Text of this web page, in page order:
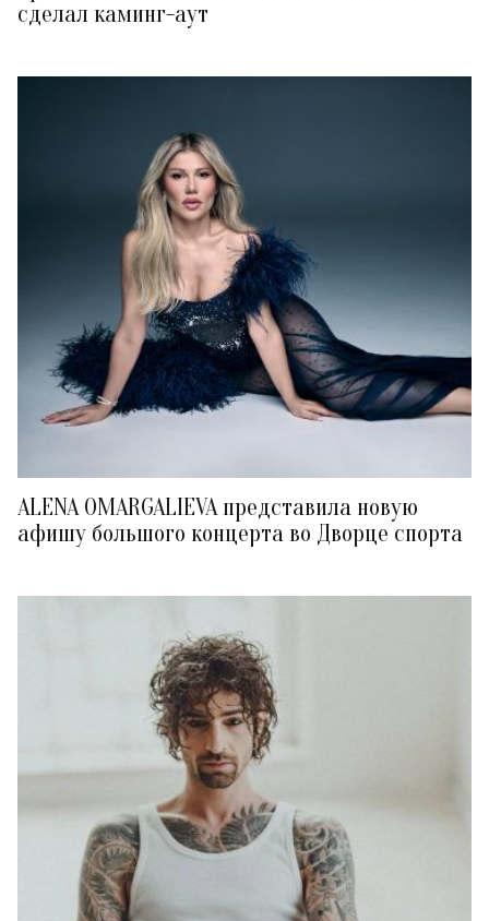
сделал каминг-аут
ALENA OMARGALIEVA представила новую
афишу большого концерта во Дворце спорта